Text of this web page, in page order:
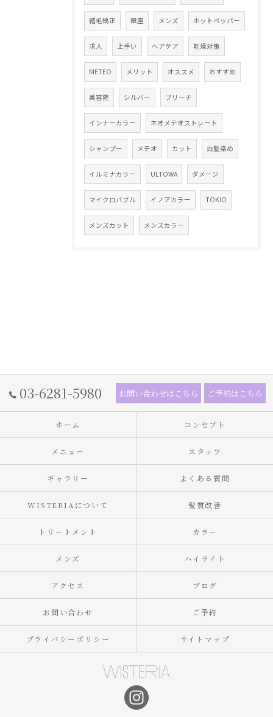
縮毛矯正 銀座 メンズ ホットペッパー
求人 上手い ヘアケア 乾燥対策
METEO メリット オススメ おすすめ
美容院 シルバー ブリーチ
インナーカラー ネオメテオストレート
シャンプー メテオ カット 白髪染め
イルミナカラー ULTOWA ダメージ
マイクロバブル イノアカラー TOKIO
メンズカット メンズカラー
03-6281-5980 お問い合わせはこちら ご予約はこちら
ホーム コンセプト
メニュー スタッフ
ギャラリー よくある質問
WISTERIAについて 髪質改善
トリートメント カラー
メンズ ハイライト
アクセス ブログ
お問い合わせ ご予約
プライバシーポリシー サイトマップ